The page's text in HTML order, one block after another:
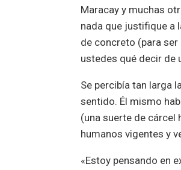
Maracay y muchas
nada que justifique a
de concreto (para
ustedes qué decir de
Se percibía tan larga
sentido. Él mismo
(una suerte de cárcel
humanos vigentes y
«Estoy pensando en